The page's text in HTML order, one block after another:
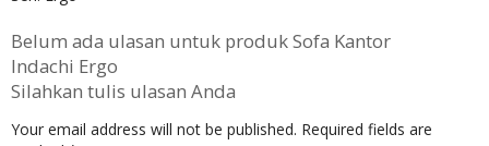
Belum ada ulasan untuk produk Sofa Kantor
Indachi Ergo
Silahkan tulis ulasan Anda
Your email address will not be published. Required fields are